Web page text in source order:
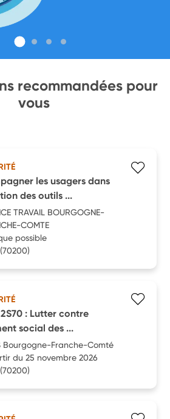
recommandées pour
vous
les usagers dans
des outils ...
TRAVAIL BOURGOGNE-
COMTE
possible
(70200)
: Lutter contre
social des ...
Bourgogne-Franche-Comté
du 25 novembre 2026
(70200)